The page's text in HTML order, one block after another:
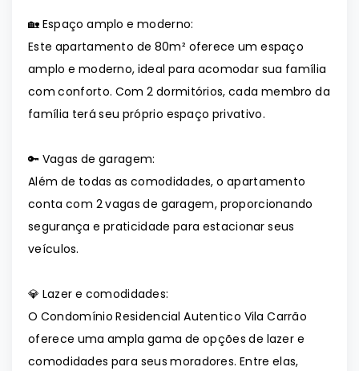
🏡 Espaço amplo e moderno:
Este apartamento de 80m² oferece um espaço
amplo e moderno, ideal para acomodar sua família
com conforto. Com 2 dormitórios, cada membro da
família terá seu próprio espaço privativo.
🔑 Vagas de garagem:
Além de todas as comodidades, o apartamento
conta com 2 vagas de garagem, proporcionando
segurança e praticidade para estacionar seus
veículos.
💎 Lazer e comodidades:
O Condomínio Residencial Autentico Vila Carrão
oferece uma ampla gama de opções de lazer e
comodidades para seus moradores. Entre elas,